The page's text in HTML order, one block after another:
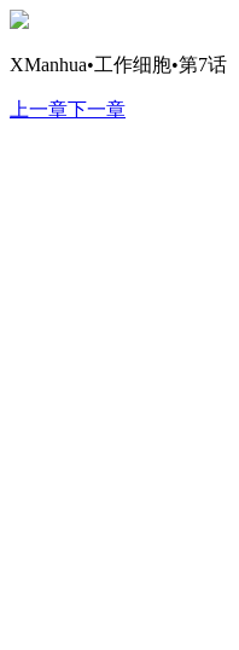
XManhua•工作细胞•第7话
上一章下一章